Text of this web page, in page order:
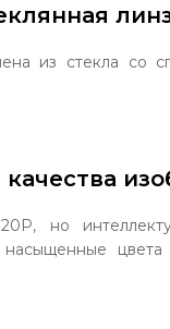
из стекла со
но
цвета